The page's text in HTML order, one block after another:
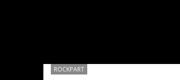
ROCKPART